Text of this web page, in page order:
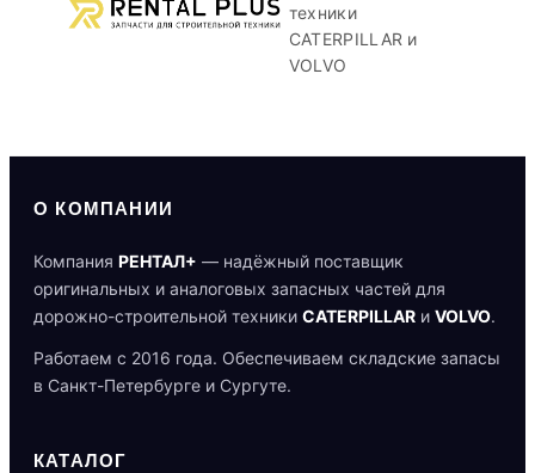
техники
CATERPILLAR и
VOLVO
О КОМПАНИИ
Компания РЕНТАЛ+ — надёжный поставщик
оригинальных и аналоговых запасных частей для
дорожно-строительной техники CATERPILLAR и VOLVO.
Работаем с 2016 года. Обеспечиваем складские запасы
в Санкт-Петербурге и Сургуте.
КАТАЛОГ